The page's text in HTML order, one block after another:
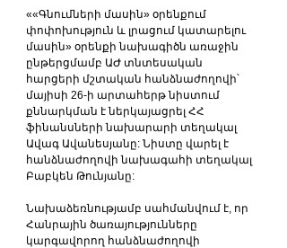
««Գնումների մասին» օրենքում
փոփոխություն և լրացում կատարելու
մասին» օրենքի նախագիծն առաջին
ընթերցմամբ ԱԺ տնտեսական
հարցերի մշտական հանձնաժողովի՝
մայիսի 26-ի արտահերթ նիստում
քննարկման է ներկայացրել ՀՀ
ֆինանսների նախարարի տեղակալ
Ավագ Ավանեսյանը: Նիստը վարել է
հանձնաժողովի նախագահի տեղակալ
Բաբկեն Թունյանը:
Նախաձեռնությամբ սահմանվում է, որ
Հանրային ծառայությունները
կարգավորող հանձնաժողովի